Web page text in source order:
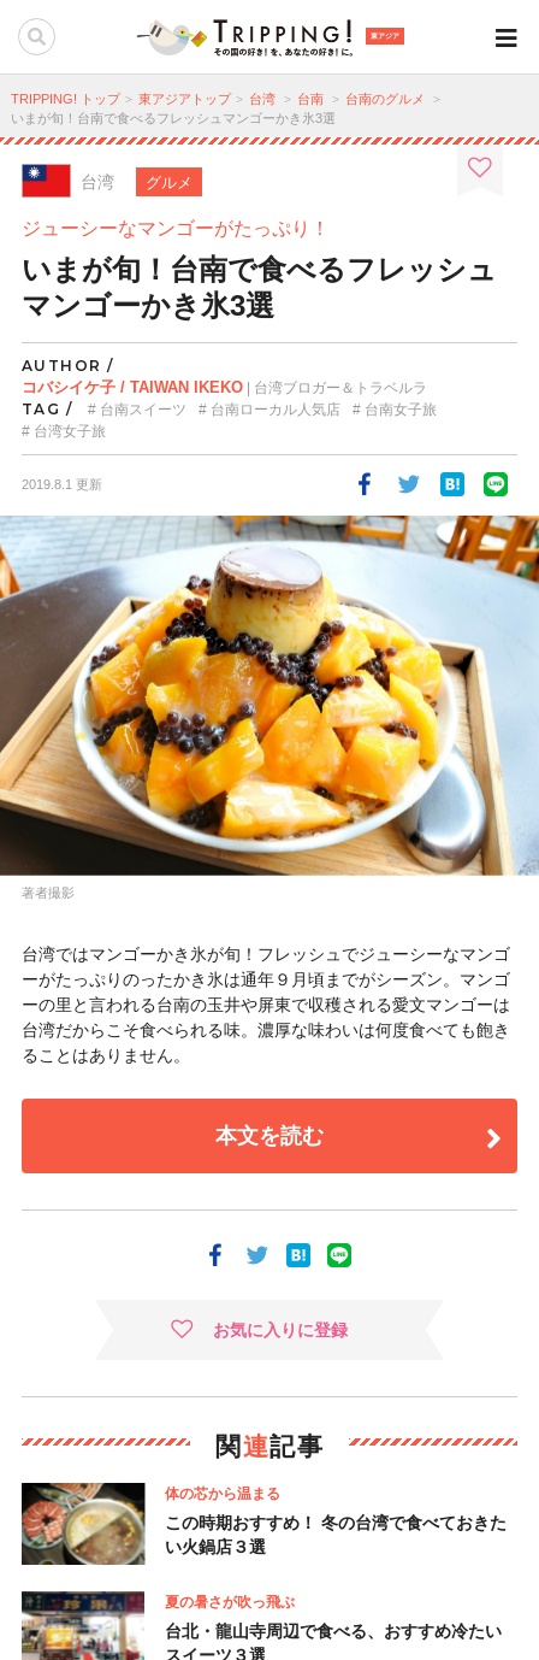
東アジア
TRIPPING! トップ 東アジアトップ 台湾 台南
台南のグルメ
いまが旬！台南で食べるフレッシュマンゴーかき氷3選
台湾 グルメ
ジューシーなマンゴーがたっぷり！
いまが旬！台南で食べるフレッシュ
マンゴーかき氷3選
AUTHOR /
コバシイケ子 / TAIWAN IKEKO| 台湾ブロガー＆トラベルラ
TAG / 台南スイーツ 台南ローカル人気店
台南女子旅
台湾女子旅
2019.8.1 更新
著者撮影
台湾ではマンゴーかき氷が旬！フレッシュでジューシーなマンゴ
ーがたっぷりのったかき氷は通年９月頃までがシーズン。マンゴ
ーの里と言われる台南の玉井や屏東で収穫される愛文マンゴーは
台湾だからこそ食べられる味。濃厚な味わいは何度食べても飽き
ることはありません。
本文を読む
お気に入りに登録
関連記事
体の芯から温まる
この時期おすすめ！ 冬の台湾で食べておきた
い火鍋店３選
夏の暑さが吹っ飛ぶ
台北・龍山寺周辺で食べる、おすすめ冷たい
スイーツ３選